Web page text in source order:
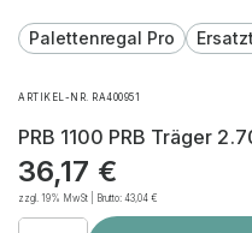
Palettenregal Pro
ARTIKEL-NR. RA400951
PRB 1100 PRB Träger
36,17 €
zzgl. 19% MwSt | Brutto:43,04€